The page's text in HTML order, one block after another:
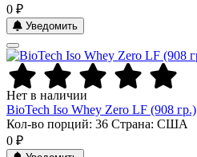
0 ₽
Уведомить
Нет в наличии
BioTech Iso Whey Zero LF (908 гр.)
Кол-во порций: 36 Страна: США
0 ₽